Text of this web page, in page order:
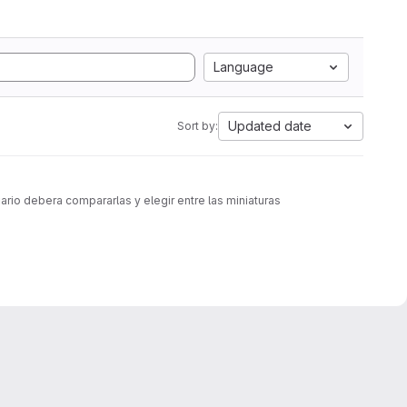
Language
Sort by: Updated date
debera compararlas y elegir entre las miniaturas